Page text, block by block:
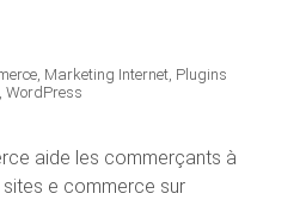
, Marketing Internet, Plugins
, WordPress
aide les commerçants à
e commerce sur